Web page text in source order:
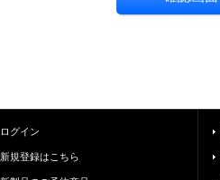
ログイン
新規登録はこちら